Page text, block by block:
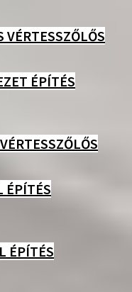
VÉRTESSZŐLŐS
ÉPÍTÉS
ÉPÍTÉS
ÉPÍTÉS